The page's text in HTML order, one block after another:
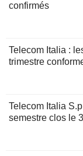
confirmés
Telecom Italia :
trimestre
Telecom Italia
semestre clos le